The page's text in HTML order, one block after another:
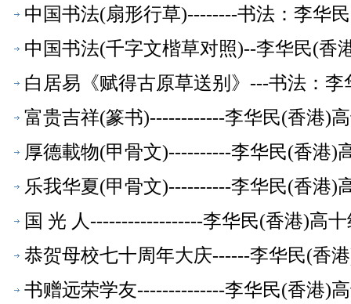
中国书法(扇形行草)--------书法：李华
中国书法(千字文楷草对照)--李华民(香
白居易《赋得古原草送别》---书法：李
富贵吉祥(篆书)------------李华民(香港)
厚德載物(甲骨文)----------李华民(香港)
乐我华夏(甲骨文)----------李华民(香港)
国 光 人------------------李华民(香港)高
恭贺母校七十周年大庆------李华民(香
书赠远荣学友--------------李华民(香港)